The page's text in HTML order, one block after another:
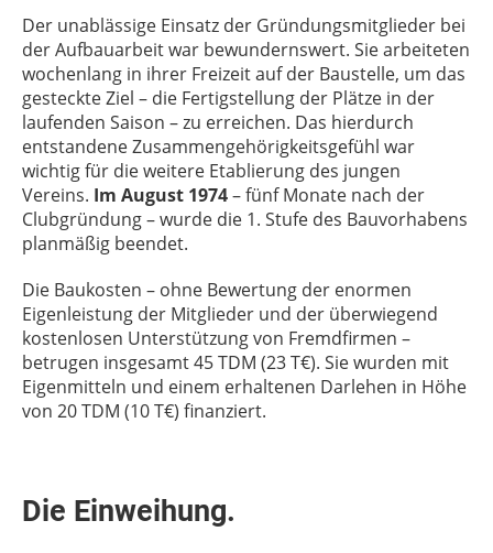
Der unablässige Einsatz der Gründungsmitglieder bei
der Aufbauarbeit war bewundernswert. Sie arbeiteten
wochenlang in ihrer Freizeit auf der Baustelle, um das
gesteckte Ziel – die Fertigstellung der Plätze in der
laufenden Saison – zu erreichen. Das hierdurch
entstandene Zusammengehörigkeitsgefühl war
wichtig für die weitere Etablierung des jungen
Vereins. Im August 1974– fünf Monate nach der
Clubgründung – wurde die 1. Stufe des Bauvorhabens
planmäßig beendet.
Die Baukosten – ohne Bewertung der enormen
Eigenleistung der Mitglieder und der überwiegend
kostenlosen Unterstützung von Fremdfirmen –
betrugen insgesamt 45 TDM (23 T€). Sie wurden mit
Eigenmitteln und einem erhaltenen Darlehen in Höhe
von 20 TDM (10 T€) finanziert.
Die Einweihung.